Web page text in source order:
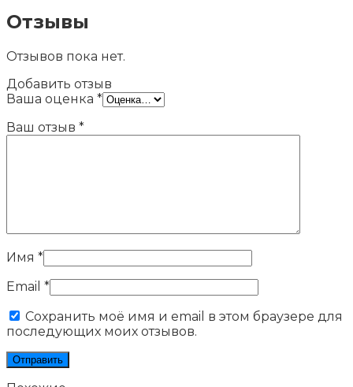
Отзывы
Отзывов пока нет.
Добавить отзыв
Ваша оценка *
Ваш отзыв *
Имя *
Email *
Сохранить моё имя и email в этом браузере для
последующих моих отзывов.